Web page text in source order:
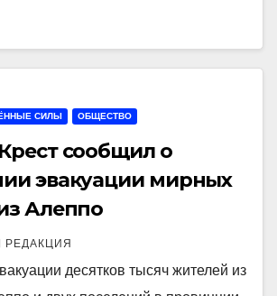
СИЛЫ ОБЩЕСТВО
сообщил о
эвакуации мирных
Алеппо
РЕДАКЦИЯ
десятков тысяч жителей из